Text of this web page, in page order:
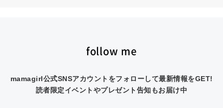
follow me
mamagirl公式SNSアカウントをフォローして最新情報をGET!
読者限定イベントやプレゼント告知もお届け中